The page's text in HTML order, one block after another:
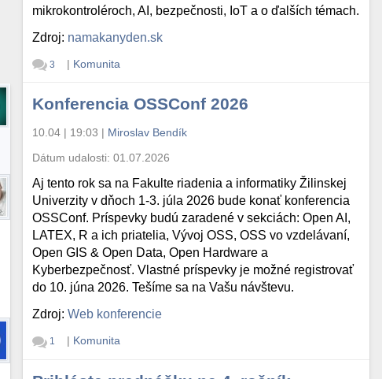
mikrokontroléroch, AI, bezpečnosti, IoT a o ďalších témach.
Zdroj: namakanyden.sk
3 | Komunita
Konferencia OSSConf 2026
10.04 | 19:03 | Miroslav Bendík
Dátum udalosti:01.07.2026
Aj tento rok sa na Fakulte riadenia a informatiky Žilinskej
Univerzity v dňoch 1-3. júla 2026 bude konať konferencia
OSSConf. Príspevky budú zaradené v sekciách: Open AI,
LATEX, R a ich priatelia, Vývoj OSS, OSS vo vzdelávaní,
Open GIS & Open Data, Open Hardware a
Kyberbezpečnosť. Vlastné príspevky je možné registrovať
do 10. júna 2026. Tešíme sa na Vašu návštevu.
Zdroj:Web konferencie
1 | Komunita